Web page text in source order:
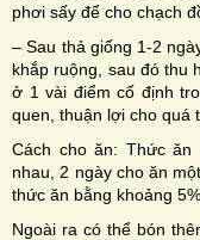
phơi sấy để cho chạch
– Sau thả giống 1-2
khắp ruộng, sau đó thu
ở 1 vài điểm cố định
quen, thuận lợi cho quá
Cách cho ăn: Thức
nhau, 2 ngày cho ăn
thức ăn bằng khoảng
Ngoài ra có thể bón